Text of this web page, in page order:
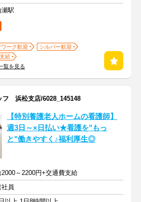
瀬駅
ーク歓迎
シルバー歓迎
給
覧を見る
フ 浜松支店/6028_145148
【特別養護老人ホームの看護師】
週3日～×日払い★看護を"もっ
と"働きやすく♪福利厚生◎
2000～2200円+交通費支給
員